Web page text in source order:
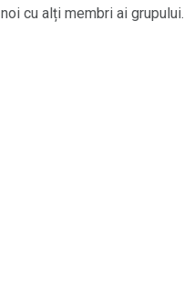
noi cu alți membri ai grupului.